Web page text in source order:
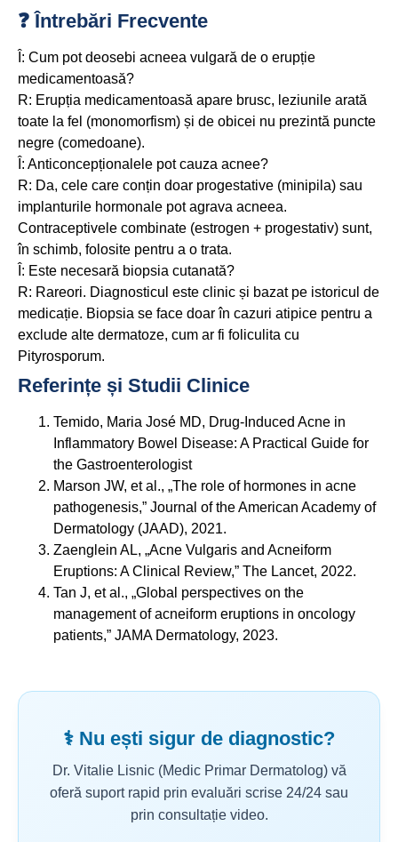
❓ Întrebări Frecvente
Î: Cum pot deosebi acneea vulgară de o erupție
medicamentoasă?
R: Erupția medicamentoasă apare brusc, leziunile arată
toate la fel (monomorfism) și de obicei nu prezintă puncte
negre (comedoane).
Î: Anticoncepționalele pot cauza acnee?
R: Da, cele care conțin doar progestative (minipila) sau
implanturile hormonale pot agrava acneea.
Contraceptivele combinate (estrogen + progestativ) sunt,
în schimb, folosite pentru a o trata.
Î: Este necesară biopsia cutanată?
R: Rareori. Diagnosticul este clinic și bazat pe istoricul de
medicație. Biopsia se face doar în cazuri atipice pentru a
exclude alte dermatoze, cum ar fi foliculita cu
Pityrosporum.
Referințe și Studii Clinice
Temido, Maria José MD, Drug-Induced Acne in
Inflammatory Bowel Disease: A Practical Guide for
the Gastroenterologist
Marson JW, et al., „The role of hormones in acne
pathogenesis,” Journal of the American Academy of
Dermatology (JAAD), 2021.
Zaenglein AL, „Acne Vulgaris and Acneiform
Eruptions: A Clinical Review,” The Lancet, 2022.
Tan J, et al., „Global perspectives on the
management of acneiform eruptions in oncology
patients,” JAMA Dermatology, 2023.
⚕️ Nu ești sigur de diagnostic?
Dr. Vitalie Lisnic (Medic Primar Dermatolog) vă
oferă suport rapid prin evaluări scrise 24/24 sau
prin consultație video.